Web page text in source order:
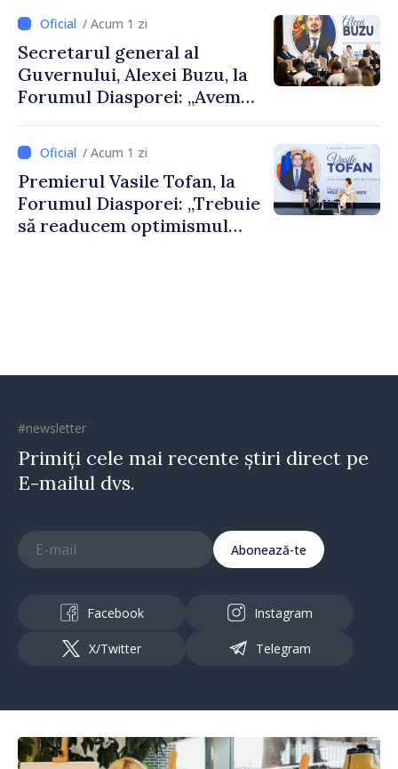
despre parcursul european
al Republicii Moldova.
/ Acum 1 zi
Secretarul general al
Guvernului, Alexei Buzu, la
Forumul Diasporei: „Avem
dumneavoastră pentru a
construi comunități mai
puternice”
/ Acum 1 zi
Premierul Vasile Tofan, la
Forumul Diasporei: „Trebuie
să readucem optimismul
#newsletter
Primiți cele mai recente știri direct pe
E-mailul dvs.
Abonează-te
Facebook Instagram
X/Twitter Telegram